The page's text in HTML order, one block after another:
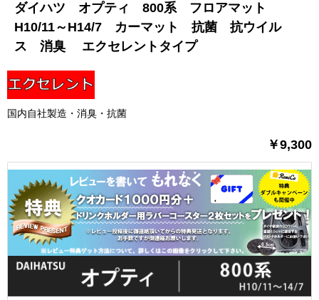
ダイハツ オプティ 800系 フロアマット
H10/11～H14/7 カーマット 抗菌 抗ウイル
ス 消臭 エクセレントタイプ
国内自社製造・消臭・抗菌
￥9,300